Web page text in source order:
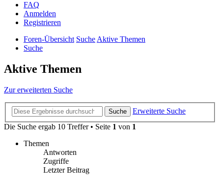
FAQ
Anmelden
Registrieren
Foren-Übersicht SucheAktive Themen
Suche
Aktive Themen
Zur erweiterten Suche
Suche
Erweiterte Suche
Die Suche ergab 10 Treffer • Seite 1 von 1
Themen
Antworten
Zugriffe
Letzter Beitrag